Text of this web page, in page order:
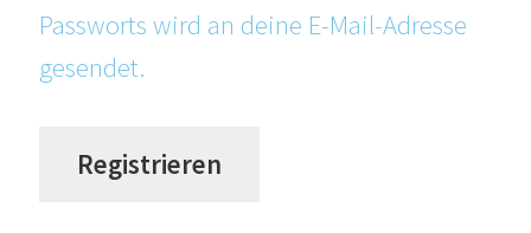
Passworts wird an deine E-Mail-Adresse
gesendet.
Registrieren